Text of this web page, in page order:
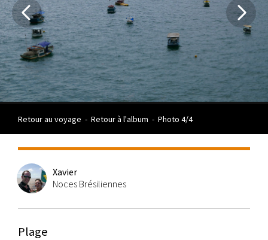
Retour au voyage - Retour à l'album - Photo 4/4
Xavier
Noces Brésiliennes
Plage